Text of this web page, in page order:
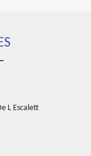
L Escalett